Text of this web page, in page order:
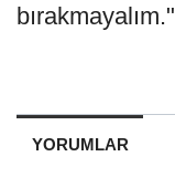
bırakmayalım."
YORUMLAR